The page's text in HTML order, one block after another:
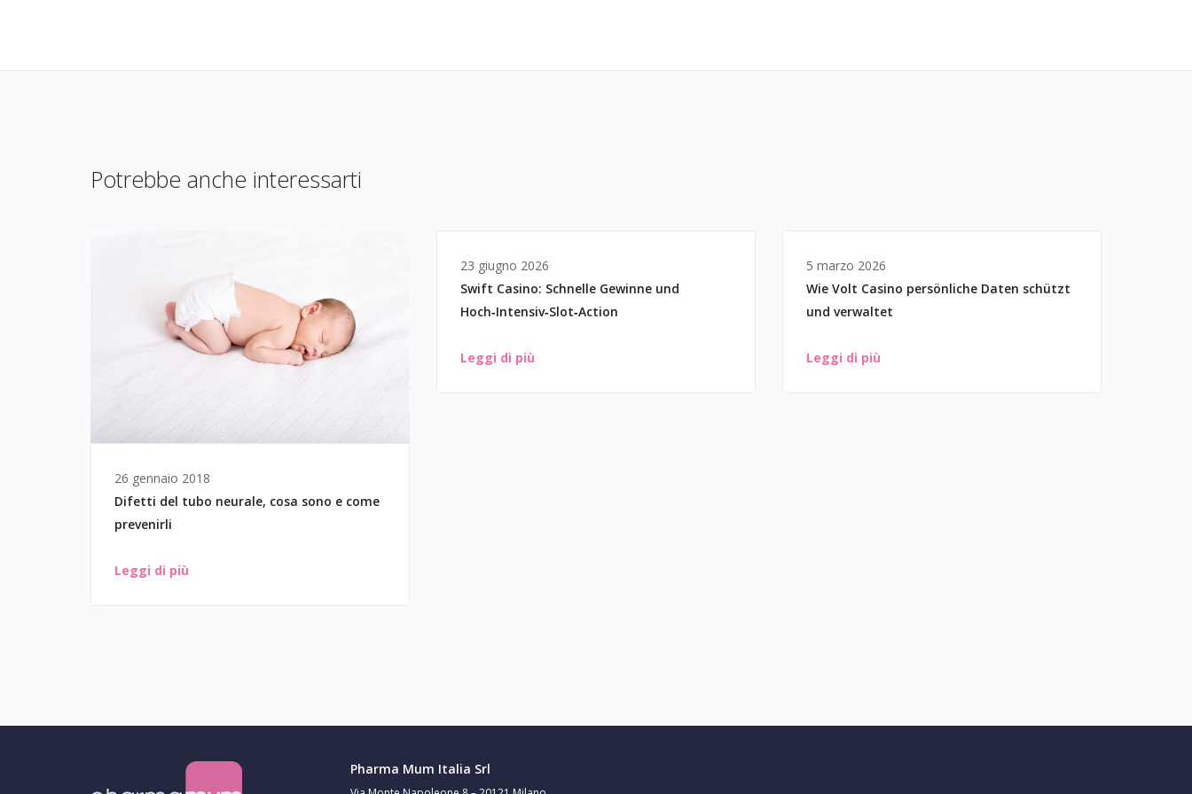
Potrebbe anche interessarti
26 gennaio 2018
Difetti del tubo neurale, cosa sono e come
prevenirli
Leggi di più
23 giugno 2026
Swift Casino: Schnelle Gewinne und
Hoch‑Intensiv‑Slot‑Action
Leggi di più
5 marzo 2026
Wie Volt Casino persönliche Daten schützt
und verwaltet
Leggi di più
Pharma Mum Italia Srl